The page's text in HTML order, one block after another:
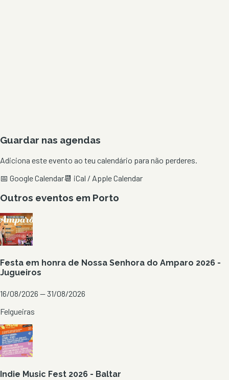
Guardar nas agendas
Adiciona este evento ao teu calendário para não perderes.
📅 Google Calendar📆 iCal / Apple Calendar
Outros eventos em Porto
Festa em honra de Nossa Senhora do Amparo 2026 -
Jugueiros
16/08/2026 — 31/08/2026
Felgueiras
Indie Music Fest 2026 - Baltar